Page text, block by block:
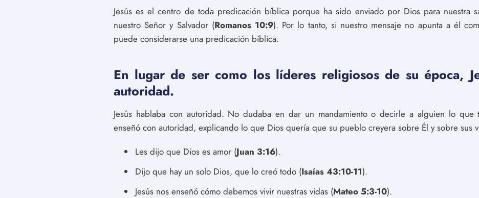
Jesús es el centro de toda predicación bíblica porque ha sido enviado por Dios para nuestra
nuestro Señor y Salvador (Romanos 10:9). Por lo tanto, si nuestro mensaje no apunta a él
puede considerarse una predicación bíblica.
En lugar de ser como los líderes religiosos de su época,
autoridad.
Jesús hablaba con autoridad. No dudaba en dar un mandamiento o decirle a alguien lo que
enseñó con autoridad, explicando lo que Dios quería que su pueblo creyera sobre Él y sobre sus
Les dijo que Dios es amor (Juan 3:16).
Dijo que hay un solo Dios, que lo creó todo (Isaías 43:10-11).
Jesús nos enseñó cómo debemos vivir nuestras vidas (Mateo 5:3-10).